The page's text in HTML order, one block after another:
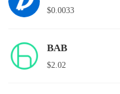
$0.0033
BAB
$2.02